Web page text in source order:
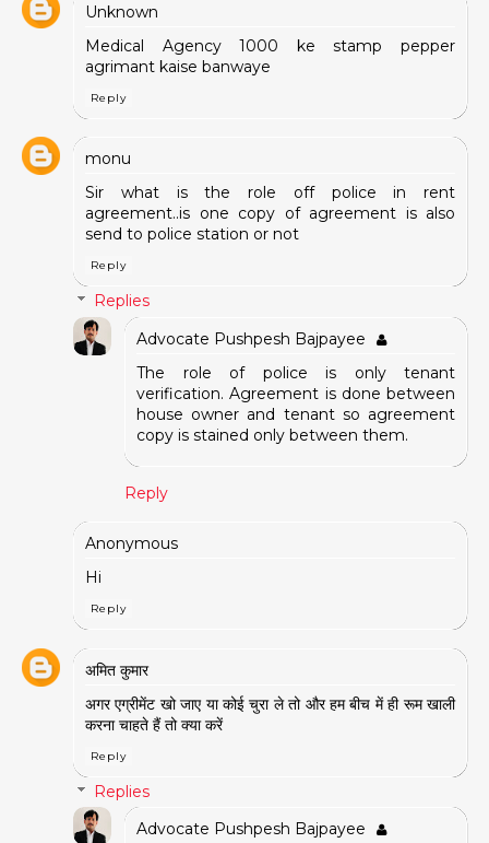
Unknown
Medical Agency 1000 ke stamp pepper
agrimant kaise banwaye
Reply
monu
Sir what is the role off police in rent
agreement..is one copy of agreement is also
send to police station or not
Reply
Replies
Advocate Pushpesh Bajpayee
The role of police is only tenant
verification. Agreement is done between
house owner and tenant so agreement
copy is stained only between them.
Reply
Anonymous
Hi
Reply
अमित कुमार
अगर एग्रीमेंट खो जाए या कोई चुरा ले तो और हम बीच में ही रूम खाली
करना चाहते हैं तो क्या करें
Reply
Replies
Advocate Pushpesh Bajpayee